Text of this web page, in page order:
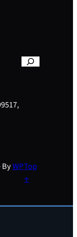
ByWPTop
↑